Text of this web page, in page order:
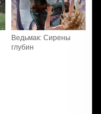
Ведьмак: Сирены
глубин